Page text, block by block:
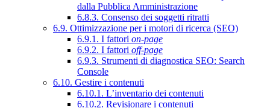
dalla Pubblica Amministrazione
6.8.3. Consenso dei soggetti ritratti
6.9. Ottimizzazione per i motori di ricerca (SEO)
6.9.1. I fattori on-page
6.9.2. I fattori off-page
6.9.3. Strumenti di diagnostica SEO: Search
Console
6.10. Gestire i contenuti
6.10.1. L’inventario dei contenuti
6.10.2. Revisionare i contenuti